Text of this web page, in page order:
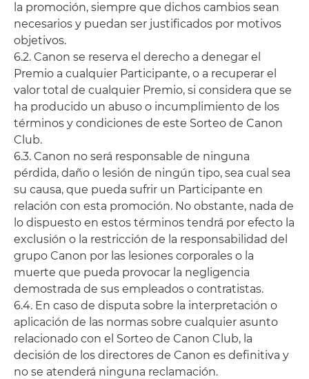
la promoción, siempre que dichos cambios sean
necesarios y puedan ser justificados por motivos
objetivos.
6.2. Canon se reserva el derecho a denegar el
Premio a cualquier Participante, o a recuperar el
valor total de cualquier Premio, si considera que se
ha producido un abuso o incumplimiento de los
términos y condiciones de este Sorteo de Canon
Club.
6.3. Canon no será responsable de ninguna
pérdida, daño o lesión de ningún tipo, sea cual sea
su causa, que pueda sufrir un Participante en
relación con esta promoción. No obstante, nada de
lo dispuesto en estos términos tendrá por efecto la
exclusión o la restricción de la responsabilidad del
grupo Canon por las lesiones corporales o la
muerte que pueda provocar la negligencia
demostrada de sus empleados o contratistas.
6.4. En caso de disputa sobre la interpretación o
aplicación de las normas sobre cualquier asunto
relacionado con el Sorteo de Canon Club, la
decisión de los directores de Canon es definitiva y
no se atenderá ninguna reclamación.